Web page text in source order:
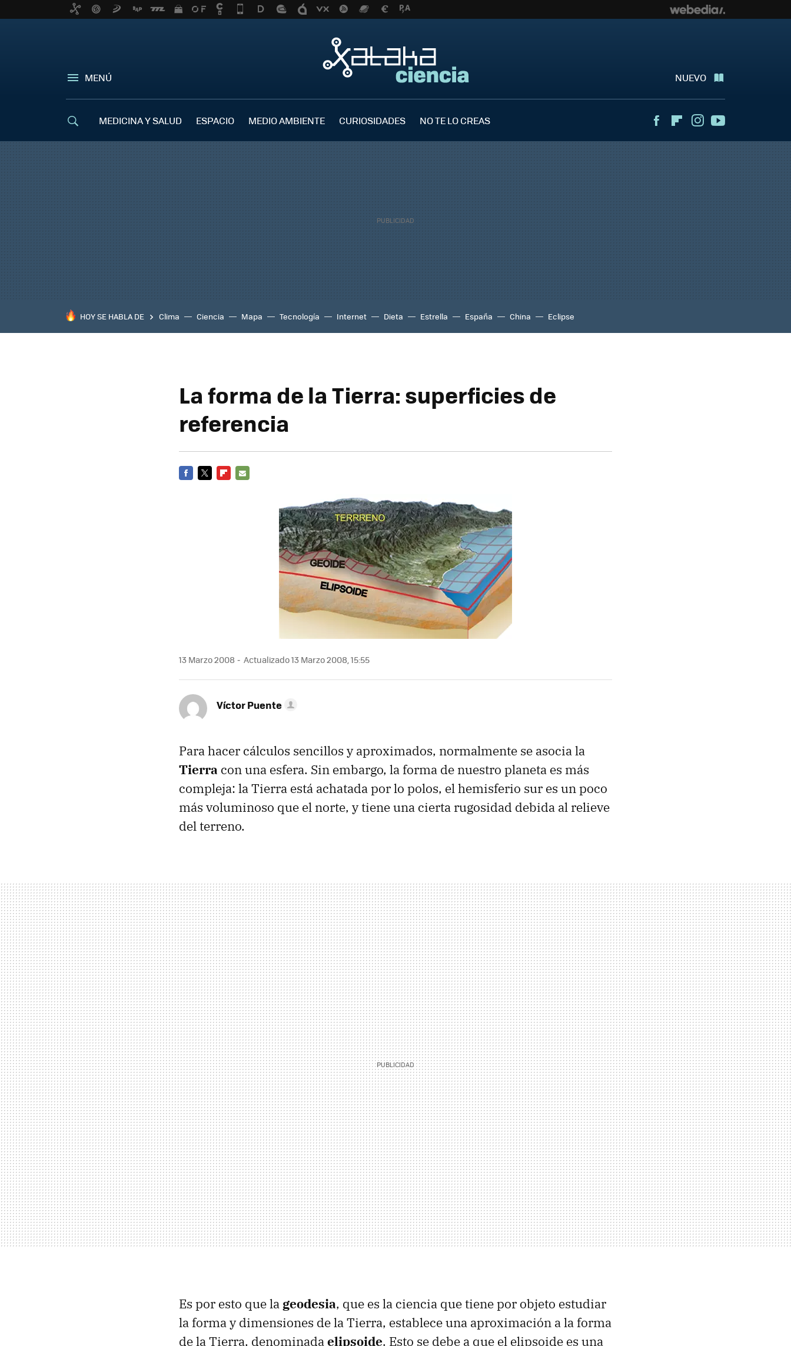
MENÚ NUEVO
MEDICINA Y SALUD ESPACIO MEDIO AMBIENTE CURIOSIDADES NO TE LO CREAS FacebookFlipboardInstagram
HOY SE HABLA DE Clima Ciencia Mapa Tecnología Internet Dieta Estrella España China Eclipse
La forma de la Tierra: superficies de
referencia
13 Marzo 2008 Actualizado 13 Marzo 2008, 15:55
Víctor Puente
Para hacer cálculos sencillos y aproximados, normalmente se asocia la
Tierra con una esfera. Sin embargo, la forma de nuestro planeta es más
compleja: la Tierra está achatada por lo polos, el hemisferio sur es un poco
más voluminoso que el norte, y tiene una cierta rugosidad debida al relieve
del terreno.
Es por esto que la geodesia, que es la ciencia que tiene por objeto estudiar
la forma y dimensiones de la Tierra, establece una aproximación a la forma
de la Tierra, denominadaelipsoide. Esto se debe a que el elipsoide es una